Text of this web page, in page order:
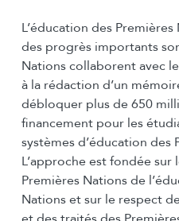
L’éducation des
des progrès importants
Nations collaborent avec
à la rédaction d’un
débloquer plus de 650
financement pour les
systèmes d’éducation des
L’approche est fondée
Premières Nations de
Nations et sur le respect